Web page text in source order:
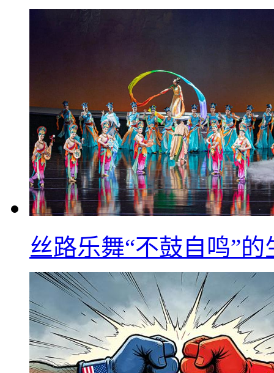
丝路乐舞“不鼓自鸣”